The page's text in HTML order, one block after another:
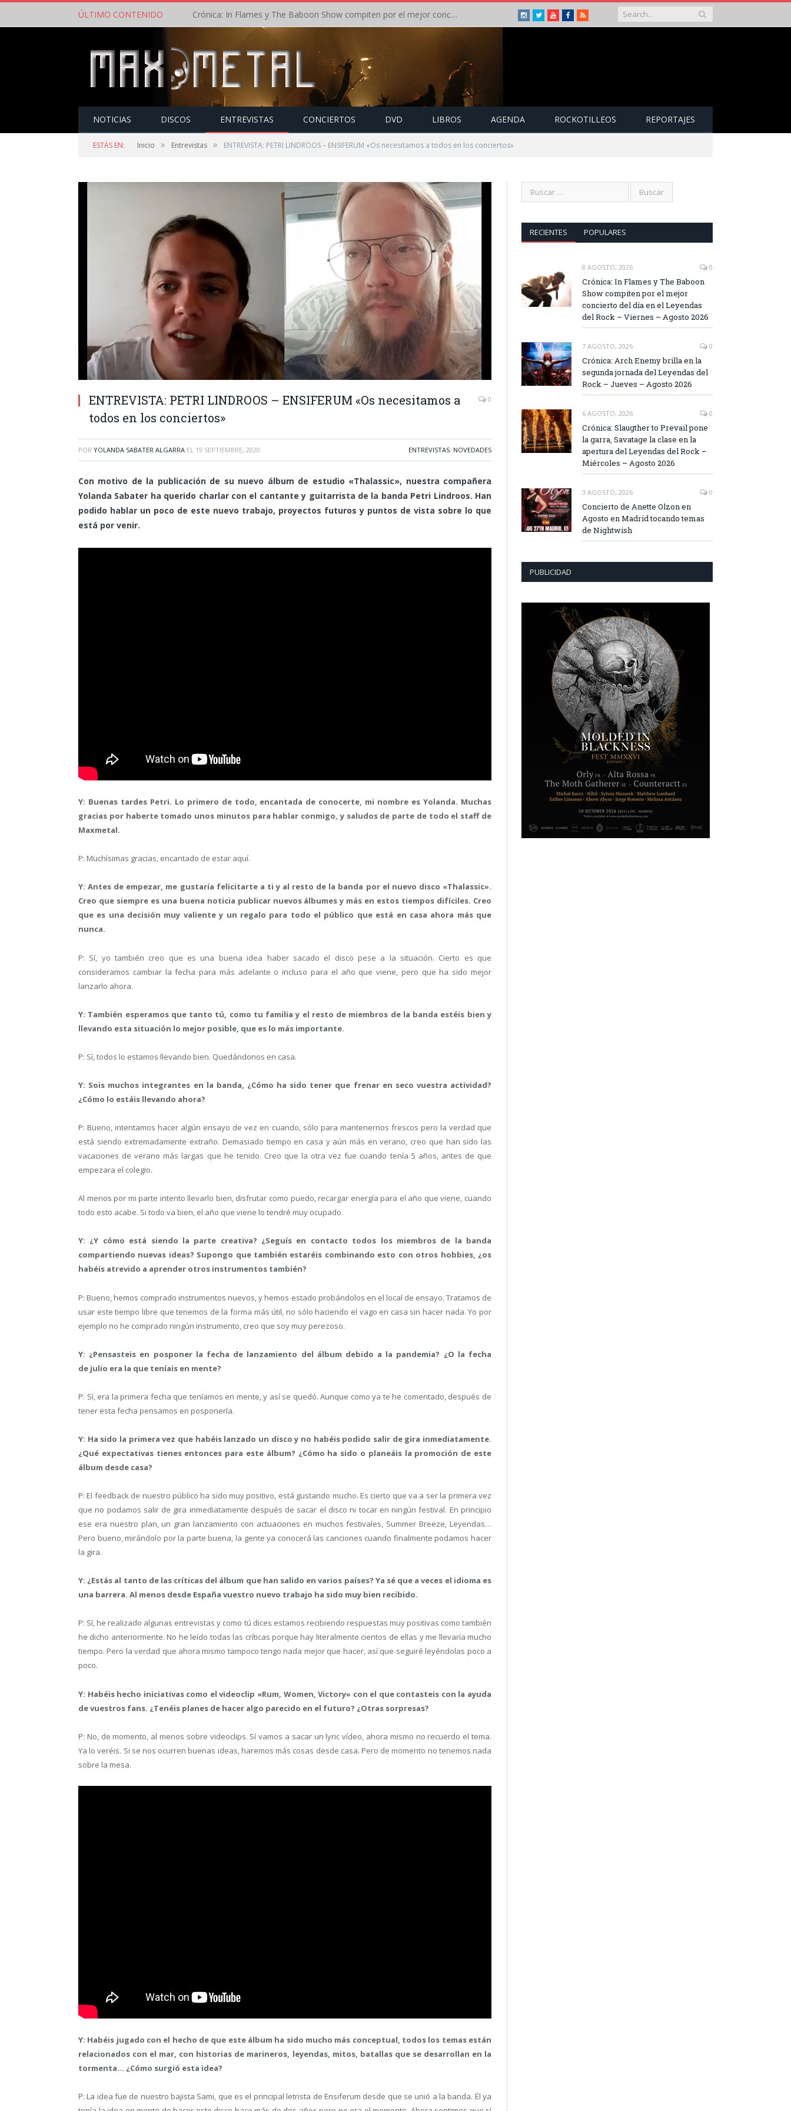
ÚLTIMO CONTENIDO Crónica: In Flames y The Baboon Show compiten por el mejor concierto del día en el Leyendas del Rock – Viernes – Agosto 2026 Instagram
TwitterYoutubeFacebook
RSS
NOTICIAS DISCOS ENTREVISTAS CONCIERTOS DVD LIBROS AGENDA ROCKOTILLEOS REPORTAJES
ESTÁS EN: Inicio » Entrevistas » ENTREVISTA: PETRI LINDROOS – ENSIFERUM «Os necesitamos a todos en los conciertos»
ENTREVISTA: PETRI LINDROOS – ENSIFERUM «Os necesitamos a
todos en los conciertos»
0
POR YOLANDA SABATER ALGARRA EL 19 SEPTIEMBRE, 2020 ENTREVISTAS, NOVEDADES
Con motivo de la publicación de su nuevo álbum de estudio «Thalassic», nuestra compañera
Yolanda Sabater ha querido charlar con el cantante y guitarrista de la banda Petri Lindroos. Han
podido hablar un poco de este nuevo trabajo, proyectos futuros y puntos de vista sobre lo que
está por venir.
Y: Buenas tardes Petri. Lo primero de todo, encantada de conocerte, mi nombre es Yolanda. Muchas
gracias por haberte tomado unos minutos para hablar conmigo, y saludos de parte de todo el staff de
Maxmetal.
P: Muchísimas gracias, encantado de estar aquí.
Y: Antes de empezar, me gustaría felicitarte a ti y al resto de la banda por el nuevo disco «Thalassic».
Creo que siempre es una buena noticia publicar nuevos álbumes y más en estos tiempos difíciles. Creo
que es una decisión muy valiente y un regalo para todo el público que está en casa ahora más que
nunca.
P: Sí, yo también creo que es una buena idea haber sacado el disco pese a la situación. Cierto es que
consideramos cambiar la fecha para más adelante o incluso para el año que viene, pero que ha sido mejor
lanzarlo ahora.
Y: También esperamos que tanto tú, como tu familia y el resto de miembros de la banda estéis bien y
llevando esta situación lo mejor posible, que es lo más importante.
P: Sí, todos lo estamos llevando bien. Quedándonos en casa.
Y: Sois muchos integrantes en la banda, ¿Cómo ha sido tener que frenar en seco vuestra actividad?
¿Cómo lo estáis llevando ahora?
P: Bueno, intentamos hacer algún ensayo de vez en cuando, sólo para mantenernos frescos pero la verdad que
está siendo extremadamente extraño. Demasiado tiempo en casa y aún más en verano, creo que han sido las
vacaciones de verano más largas que he tenido. Creo que la otra vez fue cuando tenía 5 años, antes de que
empezara el colegio.
Al menos por mi parte intento llevarlo bien, disfrutar como puedo, recargar energía para el año que viene, cuando
todo esto acabe. Si todo va bien, el año que viene lo tendré muy ocupado.
Y: ¿Y cómo está siendo la parte creativa? ¿Seguís en contacto todos los miembros de la banda
compartiendo nuevas ideas? Supongo que también estaréis combinando esto con otros hobbies, ¿os
habéis atrevido a aprender otros instrumentos también?
P: Bueno, hemos comprado instrumentos nuevos, y hemos estado probándolos en el local de ensayo. Tratamos de
usar este tiempo libre que tenemos de la forma más útil, no sólo haciendo el vago en casa sin hacer nada. Yo por
ejemplo no he comprado ningún instrumento, creo que soy muy perezoso.
Y: ¿Pensasteis en posponer la fecha de lanzamiento del álbum debido a la pandemia? ¿O la fecha
de julio era la que teníais en mente?
P: Sí, era la primera fecha que teníamos en mente, y así se quedó. Aunque como ya te he comentado, después de
tener esta fecha pensamos en posponerla.
Y: Ha sido la primera vez que habéis lanzado un disco y no habéis podido salir de gira inmediatamente.
¿Qué expectativas tienes entonces para este álbum? ¿Cómo ha sido o planeáis la promoción de este
álbum desde casa?
P: El feedback de nuestro público ha sido muy positivo, está gustando mucho. Es cierto que va a ser la primera vez
que no podamos salir de gira inmediatamente después de sacar el disco ni tocar en ningún festival. En principio
ese era nuestro plan, un gran lanzamiento con actuaciones en muchos festivales, Summer Breeze, Leyendas…
Pero bueno, mirándolo por la parte buena, la gente ya conocerá las canciones cuando finalmente podamos hacer
la gira.
Y: ¿Estás al tanto de las críticas del álbum que han salido en varios países? Ya sé que a veces el idioma es
una barrera. Al menos desde España vuestro nuevo trabajo ha sido muy bien recibido.
P: Sí, he realizado algunas entrevistas y como tú dices estamos recibiendo respuestas muy positivas como también
he dicho anteriormente. No he leído todas las críticas porque hay literalmente cientos de ellas y me llevaría mucho
tiempo. Pero la verdad que ahora mismo tampoco tengo nada mejor que hacer, así que seguiré leyéndolas poco a
poco.
Y: Habéis hecho iniciativas como el videoclip «Rum, Women, Victory» con el que contasteis con la ayuda
de vuestros fans. ¿Tenéis planes de hacer algo parecido en el futuro? ¿Otras sorpresas?
P: No, de momento, al menos sobre videoclips. Sí vamos a sacar un lyric vídeo, ahora mismo no recuerdo el tema.
Ya lo veréis. Si se nos ocurren buenas ideas, haremos más cosas desde casa. Pero de momento no tenemos nada
sobre la mesa.
Y: Habéis jugado con el hecho de que este álbum ha sido mucho más conceptual, todos los temas están
relacionados con el mar, con historias de marineros, leyendas, mitos, batallas que se desarrollan en la
tormenta… ¿Cómo surgió esta idea?
P: La idea fue de nuestro bajista Sami, que es el principal letrista de Ensiferum desde que se unió a la banda. Él ya
RECIENTES POPULARES
8 AGOSTO, 2026 0
Crónica: In Flames y The Baboon
Show compiten por el mejor
concierto del día en el Leyendas
del Rock – Viernes – Agosto 2026
7 AGOSTO, 2026 0
Crónica: Arch Enemy brilla en la
segunda jornada del Leyendas del
Rock – Jueves – Agosto 2026
6 AGOSTO, 2026 0
Crónica: Slaugther to Prevail pone
la garra, Savatage la clase en la
apertura del Leyendas del Rock –
Miércoles – Agosto 2026
3 AGOSTO, 2026 0
Concierto de Anette Olzon en
Agosto en Madrid tocando temas
de Nightwish
PUBLICIDAD